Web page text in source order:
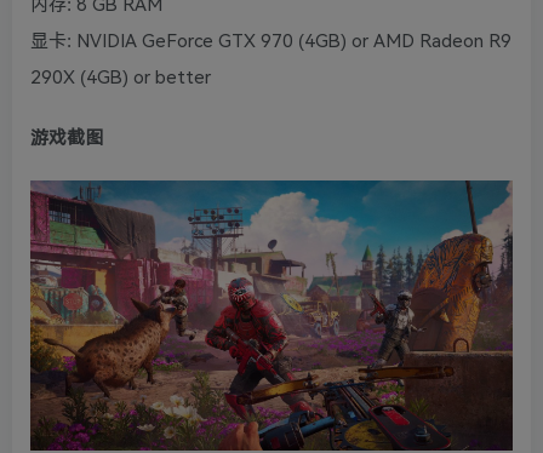
内存: 8 GB RAM
显卡: NVIDIA GeForce GTX 970 (4GB) or AMD Radeon R9
290X (4GB) or better
游戏截图